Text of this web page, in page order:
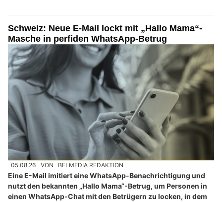
Schweiz: Neue E-Mail lockt mit „Hallo Mama“-
Masche in perfiden WhatsApp-Betrug
05.08.26 VON BELMEDIA REDAKTION
Eine E-Mail imitiert eine WhatsApp-Benachrichtigung und
nutzt den bekannten „Hallo Mama“-Betrug, um Personen in
einen WhatsApp-Chat mit den Betrügern zu locken, in dem